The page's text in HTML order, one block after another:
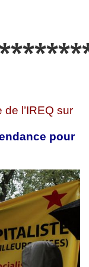
l’IREQ sur
pour